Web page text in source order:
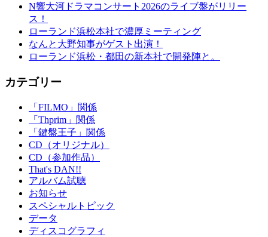
N響大河ドラマコンサート2026のライブ盤がリリー
ス！
ローランド浜松本社で濃厚ミーティング
なんと大野知事がゲスト出演！
ローランド浜松・都田の新本社で開発陣と。
カテゴリー
「FILMO」関係
「Thprim」関係
「鍵盤王子」関係
CD（オリジナル）
CD（参加作品）
That's DAN!!
アルバム試聴
お知らせ
スペシャルトピック
データ
ディスコグラフィ